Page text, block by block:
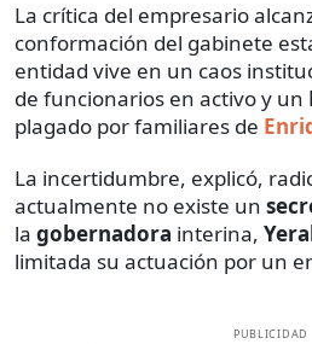
La crítica del empresario
conformación del gabinete
entidad vive en un caos
de funcionarios en activo y un
plagado por familiares de
La incertidumbre, explicó,
actualmente no existe un
la gobernadora interina,
limitada su actuación por un
PUBLICIDAD